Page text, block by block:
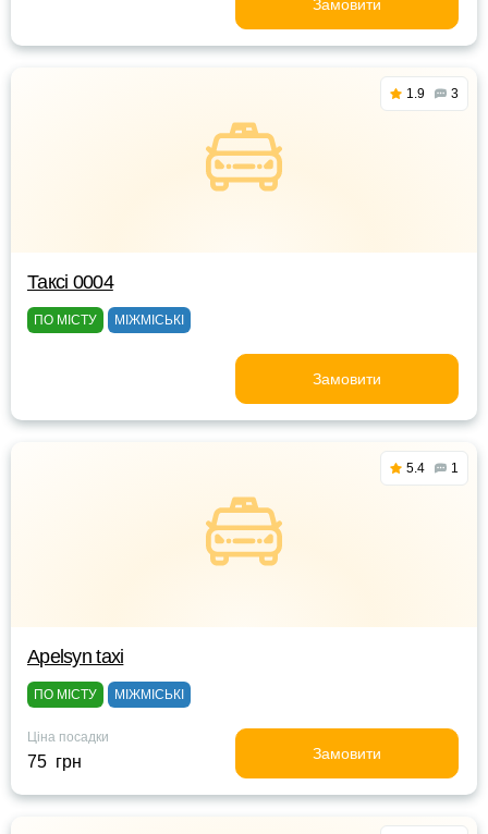
Замовити
1.9 3
Таксі 0004
ПО МІСТУ МІЖМІСЬКІ
Замовити
5.4 1
Apelsyn taxi
ПО МІСТУ МІЖМІСЬКІ
Ціна посадки
75 грн Замовити